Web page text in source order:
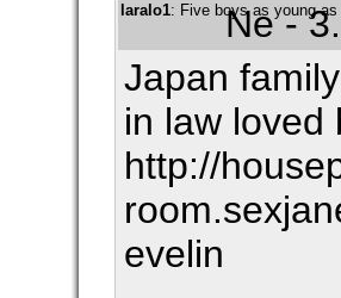
laralo1: Five boys as young
Ne -
Japan
in law loved
http://
evelin